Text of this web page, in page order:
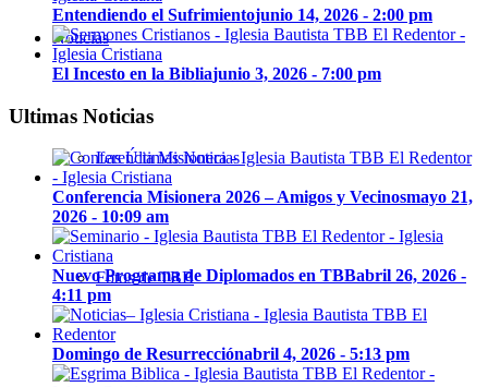
Noticias
Las Últimas Noticias
Fotos de TBB
Entendiendo el Sufrimientojunio 14, 2026 - 2:00 pm
El Incesto en la Bibliajunio 3, 2026 - 7:00 pm
Ultimas Noticias
Conferencia Misionera 2026 – Amigos y Vecinosmayo 21,
2026 - 10:09 am
Nuevo Programa de Diplomados en TBBabril 26, 2026 -
4:11 pm
Domingo de Resurrecciónabril 4, 2026 - 5:13 pm